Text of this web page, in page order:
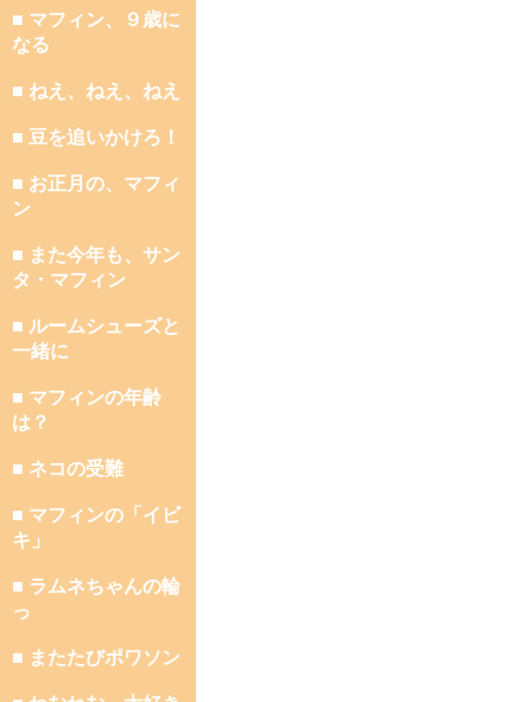
■ マフィン、９歳に
なる
■ ねえ、ねえ、ねえ
■ 豆を追いかけろ！
■ お正月の、マフィ
ン
■ また今年も、サン
タ・マフィン
■ ルームシューズと
一緒に
■ マフィンの年齢
は？
■ ネコの受難
■ マフィンの「イビ
キ」
■ ラムネちゃんの輪
っ
■ またたびポワソン